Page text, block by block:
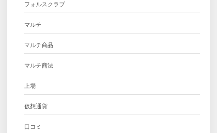
フォルスクラブ
マルチ
マルチ商品
マルチ商法
上場
仮想通貨
口コミ